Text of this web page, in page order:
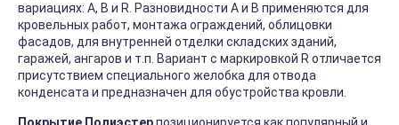
вариациях: А, В и R. Разновидности А и В применяются для
кровельных работ, монтажа ограждений, облицовки
фасадов, для внутренней отделки складских зданий,
гаражей, ангаров и т.п. Вариант с маркировкой R отличается
присутствием специального желобка для отвода
конденсата и предназначен для обустройства кровли.